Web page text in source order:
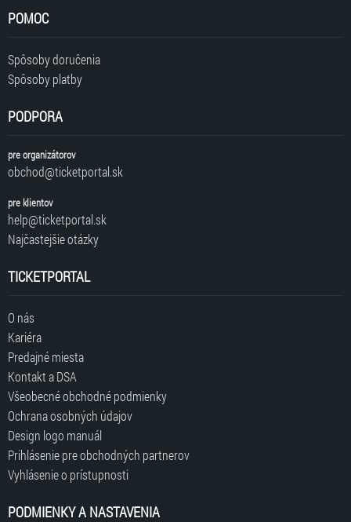
POMOC
Spôsoby doručenia
Spôsoby platby
PODPORA
pre organizátorov
obchod@ticketportal.sk
pre klientov
help@ticketportal.sk
Najčastejšie otázky
TICKETPORTAL
O nás
Kariéra
Predajné miesta
Kontakt a DSA
Všeobecné obchodné podmienky
Ochrana osobných údajov
Design logo manuál
Prihlásenie pre obchodných partnerov
Vyhlásenie o prístupnosti
PODMIENKY A NASTAVENIA